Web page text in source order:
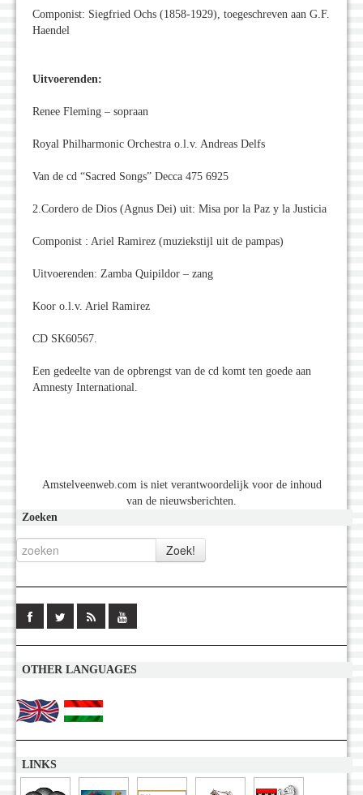
Componist: Siegfried Ochs (1858-1929), toegeschreven aan G.F.
Haendel
Uitvoerenden:
Renee Fleming – sopraan
Royal Philharmonic Orchestra o.l.v. Andreas Delfs
Van de cd “Sacred Songs” Decca 475 6925
2.Cordero de Dios (Agnus Dei) uit: Misa por la Paz y la Justicia
Componist : Ariel Ramirez (muziekstijl uit de pampas)
Uitvoerenden: Zamba Quipildor – zang
Koor o.l.v. Ariel Ramirez
CD SK60567.
Een gedeelte van de opbrengst van de cd komt ten goede aan
Amnesty International.
Amstelveenweb.com is niet verantwoordelijk voor de inhoud
van de nieuwsberichten.
Zoeken
OTHER LANGUAGES
LINKS